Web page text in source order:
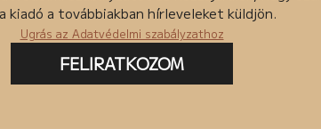
kiadó a továbbiakban hírleveleket küldjön.
Ugrás az Adatvédelmi szabályzathoz
FELIRATKOZOM